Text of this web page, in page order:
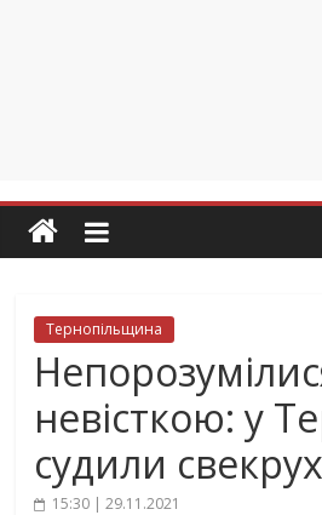
Тернопільщина
невісткою: у
судили
15:30 | 29.11.2021